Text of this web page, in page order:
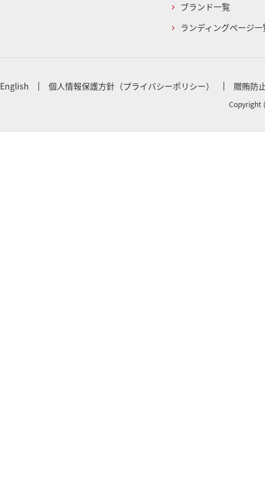
ブランド一覧
ランディングページ一
English 個人情報保護方針（プライバシーポリシー） 贈賄防
Copyright